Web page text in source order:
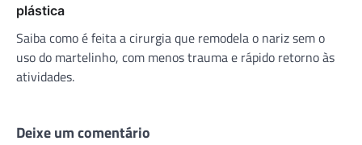
plástica
Saiba como é feita a cirurgia que remodela o nariz sem o
uso do martelinho, com menos trauma e rápido retorno às
atividades.
Deixe um comentário